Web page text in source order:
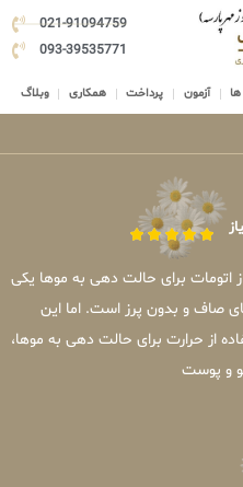
021-91094759
093-39535771
آزمون پرداخت همکاری وبلاگ
اتومات برای حالت دهی به موها یکی
صاف و بدون پرز است. اما این
از حرارت برای حالت دهی به موها،
و پوست